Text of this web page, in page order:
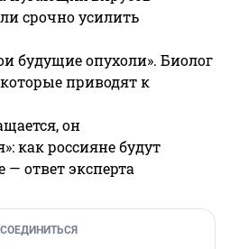
срочно усилить
будущие опухоли». Биолог
приводят к
он
как россияне будут
— ответ эксперта